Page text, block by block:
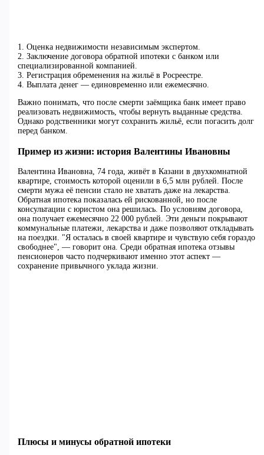
1. Оценка недвижимости независимым экспертом.
2. Заключение договора обратной ипотеки с банком или
специализированной компанией.
3. Регистрация обременения на жильё в Росреестре.
4. Выплата денег — единовременно или ежемесячно.
Важно понимать, что после смерти заёмщика банк имеет право
реализовать недвижимость, чтобы вернуть выданные средства.
Однако родственники могут сохранить жильё, если погасить долг
перед банком.
Пример из жизни: история Валентины Ивановны
Валентина Ивановна, 74 года, живёт в Казани в двухкомнатной
квартире, стоимость которой оценили в 6,5 млн рублей. После
смерти мужа её пенсии стало не хватать даже на лекарства.
Обратная ипотека показалась ей рискованной, но после
консультации с юристом она решилась. По условиям договора,
она получает ежемесячно 22 000 рублей. Эти деньги покрывают
коммунальные платежи, лекарства и даже позволяют откладывать
на поездки. "Я осталась в своей квартире и чувствую себя гораздо
свободнее", — говорит она. Среди обратная ипотека отзывы
пенсионеров часто подчеркивают именно этот аспект —
сохранение привычного уклада жизни.
Плюсы и минусы обратной ипотеки